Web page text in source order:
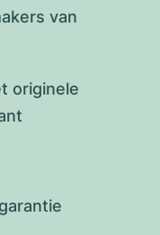
van
originele